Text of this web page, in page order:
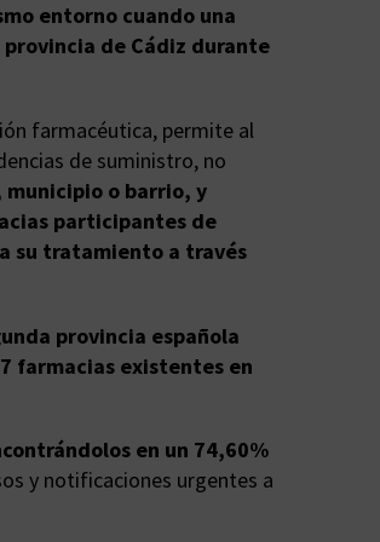
entorno cuando una
de Cádiz durante
farmacéutica, permite al
de suministro, no
municipio o barrio, y
participantes de
su tratamiento a través
provincia española
farmacias existentes en
en un 74,60%
y notificaciones urgentes a